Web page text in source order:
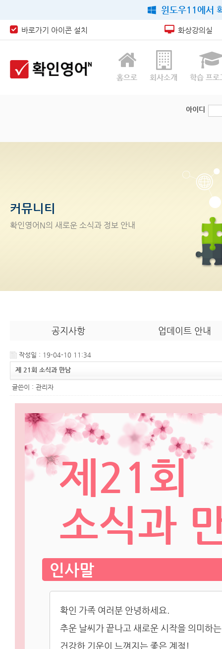
윈도우11에서
바로가기 아이콘 설치 화상강의실
홈으로 회사소개 학습 프로
아이디
커뮤니티
확인영어 N의 새로운 소식과 정보 안내
공지사항 업데이트 안내
작성일 : 19-04-10 11:34
제 21회 소식과 만남
글쓴이 : 관리자
제21회
소식과
인사말
확인 가족 여러분 안녕하세요.
추운 날씨가 끝나고 새로운 시작을 의미하
건강한 기운이 느껴지는 좋은 계절!